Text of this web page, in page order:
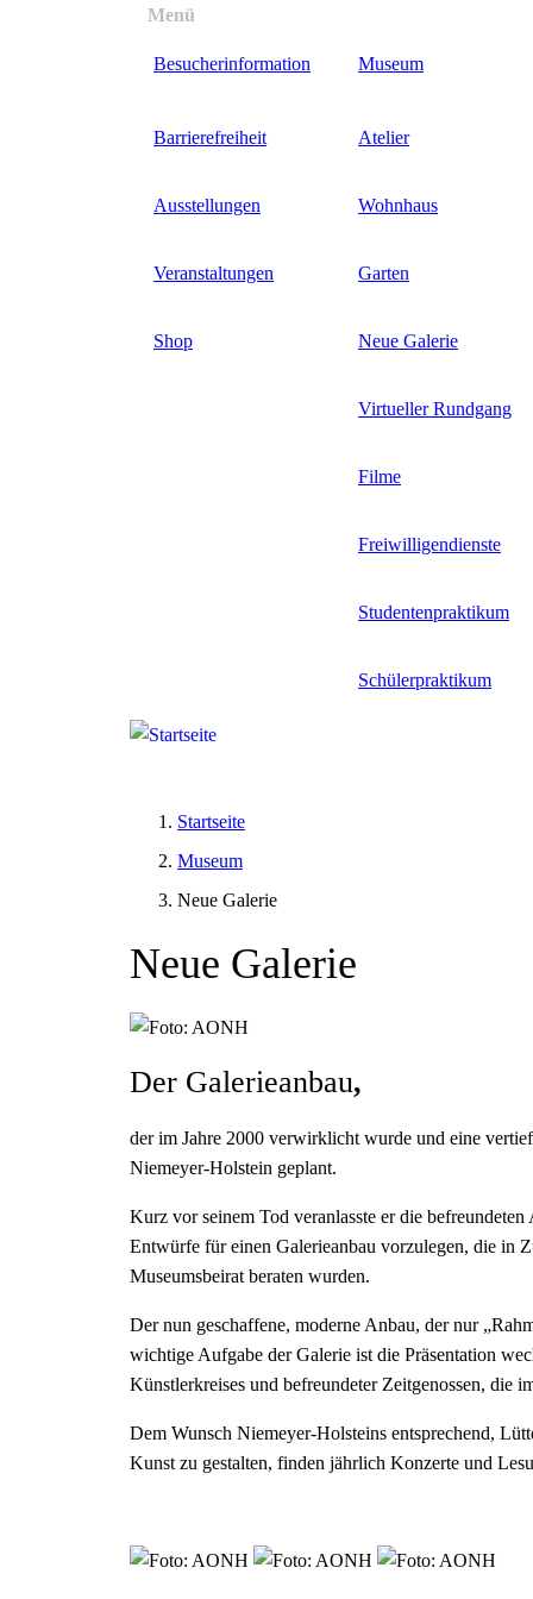
Menü
Besucherinformation
Barrierefreiheit
Ausstellungen
Veranstaltungen
Shop
Museum
Atelier
Wohnhaus
Garten
Neue Galerie
Virtueller Rundgang
Filme
Freiwilligendienste
Studentenpraktikum
Schülerpraktikum
Startseite
Museum
Neue Galerie
Neue Galerie
Der Galerieanbau,
der im Jahre 2000 verwirklicht wurde und eine
Niemeyer-Holstein geplant.
Kurz vor seinem Tod veranlasste er die
Entwürfe für einen Galerieanbau vorzulegen, die in
Museumsbeirat beraten wurden.
Der nun geschaffene, moderne Anbau, der nur
wichtige Aufgabe der Galerie ist die Präsentation
Künstlerkreises und befreundeter Zeitgenossen, die
Dem Wunsch Niemeyer-Holsteins entsprechend,
Kunst zu gestalten, finden jährlich Konzerte und